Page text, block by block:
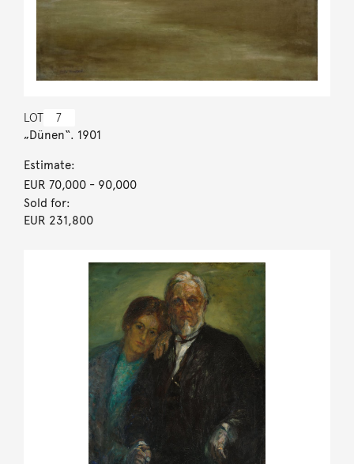
LOT 7
„Dünen“. 1901
Estimate:
EUR 70,000- 90,000
Sold for:
EUR 231,800